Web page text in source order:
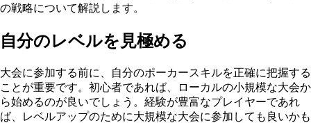
の戦略について解説します。
自分のレベルを見極める
大会に参加する前に、自分のポーカースキルを正確に把握する
ことが重要です。初心者であれば、ローカルの小規模な大会か
ら始めるのが良いでしょう。経験が豊富なプレイヤーであれ
ば、レベルアップのために大規模な大会に参加しても良いかも